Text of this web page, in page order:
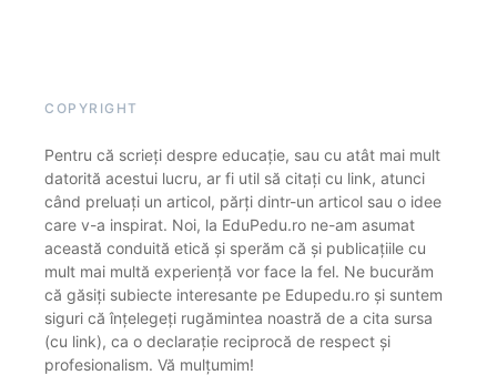
COPYRIGHT
Pentru că scrieți despre educație, sau cu atât mai mult
datorită acestui lucru, ar fi util să citați cu link, atunci
când preluați un articol, părți dintr-un articol sau o idee
care v-a inspirat. Noi, la EduPedu.ro ne-am asumat
această conduită etică și sperăm că și publicațiile cu
mult mai multă experiență vor face la fel. Ne bucurăm
că găsiți subiecte interesante pe Edupedu.ro și suntem
siguri că înțelegeți rugămintea noastră de a cita sursa
(cu link), ca o declarație reciprocă de respect și
profesionalism. Vă mulțumim!